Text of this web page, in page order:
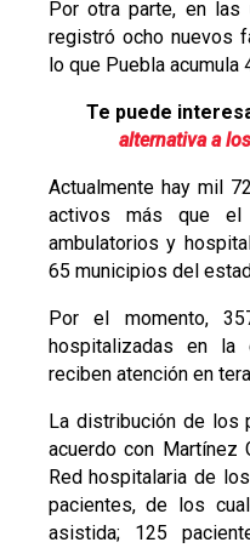
Por otra parte, en
registró ocho nuevos
lo que Puebla
Te puede
alternativa a
Actualmente hay mil
activos más que
ambulatorios y
65 municipios del
Por el momento,
hospitalizadas en
reciben atención en
La distribución de los
acuerdo con Martínez
Red hospitalaria de
pacientes, de los
asistida; 125